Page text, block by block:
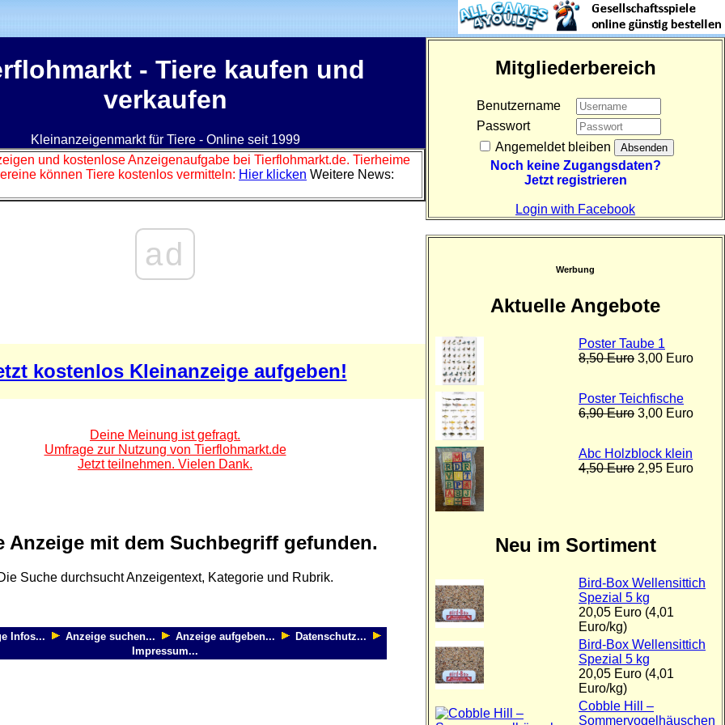
- Tiere kaufen und
verkaufen
Kleinanzeigenmarkt für Tiere - Online seit 1999
und kostenlose Anzeigenaufgabe bei Tierflohmarkt.de. Tierheime
können Tiere kostenlos vermitteln: Hier klicken Weitere News:
ad
kostenlos Kleinanzeige aufgeben!
Deine Meinung ist gefragt.
Umfrage zur Nutzung von Tierflohmarkt.de
Jetzt teilnehmen. Vielen Dank.
Anzeige mit dem Suchbegriff gefunden.
Suche durchsucht Anzeigentext, Kategorie und Rubrik.
Infos... Anzeige suchen... Anzeige aufgeben...
Datenschutz...
Impressum...
Mitgliederbereich
Benutzername
Passwort
Angemeldet bleiben
Noch keine Zugangsdaten?
Jetzt registrieren
Login with Facebook
Werbung
Aktuelle Angebote
Poster Taube 1
8,50 Euro 3,00 Euro
Poster Teichfische
6,90 Euro 3,00 Euro
Abc Holzblock klein
4,50 Euro 2,95 Euro
Neu im Sortiment
Bird-Box Wellensittich
Spezial 5 kg
20,05 Euro (4,01
Euro/kg)
Bird-Box Wellensittich
Spezial 5 kg
20,05 Euro (4,01
Euro/kg)
Cobble Hill –
Sommervogelhäuschen